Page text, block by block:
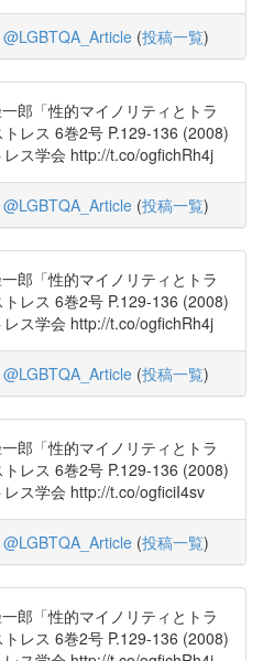
@LGBTQA_Article (投稿一覧)
郎「性的マイノリティとトラ
レス 6巻2号 P.129-136 (2008)
ス学会 http://t.co/ogfichRh4j
@LGBTQA_Article (投稿一覧)
郎「性的マイノリティとトラ
レス 6巻2号 P.129-136 (2008)
ス学会 http://t.co/ogfichRh4j
@LGBTQA_Article (投稿一覧)
郎「性的マイノリティとトラ
レス 6巻2号 P.129-136 (2008)
ス学会 http://t.co/ogficiI4sv
@LGBTQA_Article (投稿一覧)
郎「性的マイノリティとトラ
レス 6巻2号 P.129-136 (2008)